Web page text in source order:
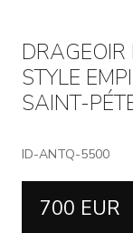
STYLE
SAINT-
ID-ANTQ-5500
700 EUR